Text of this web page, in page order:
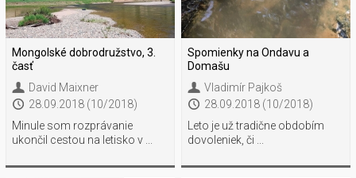
Mongolské dobrodružstvo, 3.
časť
David Maixner
28.09.2018 (10/2018)
Minule som rozprávanie
ukončil cestou na letisko v ...
Spomienky na Ondavu a
Domašu
Vladimír Pajkoš
28.09.2018 (10/2018)
Leto je už tradične obdobím
dovoleniek, či ...